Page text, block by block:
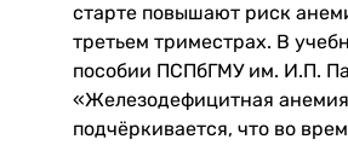
старте повышают риск
третьем триместрах. В
пособии ПСПбГМУ им. И.П.
«Железодефицитная
подчёркивается, что во